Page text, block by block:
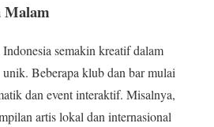
Malam
semakin kreatif dalam
Beberapa klub dan bar mulai
dan event interaktif. Misalnya,
artis lokal dan internasional